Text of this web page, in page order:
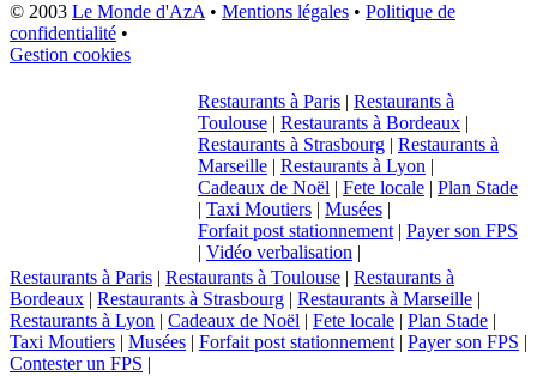
© 2003 Le Monde d'AzA • Mentions légales • Politique de
confidentialité •
Gestion cookies
Restaurants à Paris | Restaurants à
Toulouse | Restaurants à Bordeaux |
Restaurants à Strasbourg | Restaurants à
Marseille | Restaurants à Lyon |
Cadeaux de Noël | Fete locale | Plan Stade
| Taxi Moutiers | Musées |
Forfait post stationnement | Payer son FPS
| Vidéo verbalisation |
Restaurants à Paris | Restaurants à Toulouse | Restaurants à
Bordeaux | Restaurants à Strasbourg | Restaurants à Marseille |
Restaurants à Lyon | Cadeaux de Noël | Fete locale | Plan Stade |
Taxi Moutiers | Musées | Forfait post stationnement | Payer son FPS |
Contester un FPS |